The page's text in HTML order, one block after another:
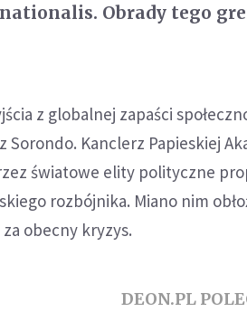
Obrady tego
z globalnej zapaści
Sorondo. Kanclerz Papieskiej
światowe elity polityczne
rozbójnika. Miano nim
obecny kryzys.
DEON.PL